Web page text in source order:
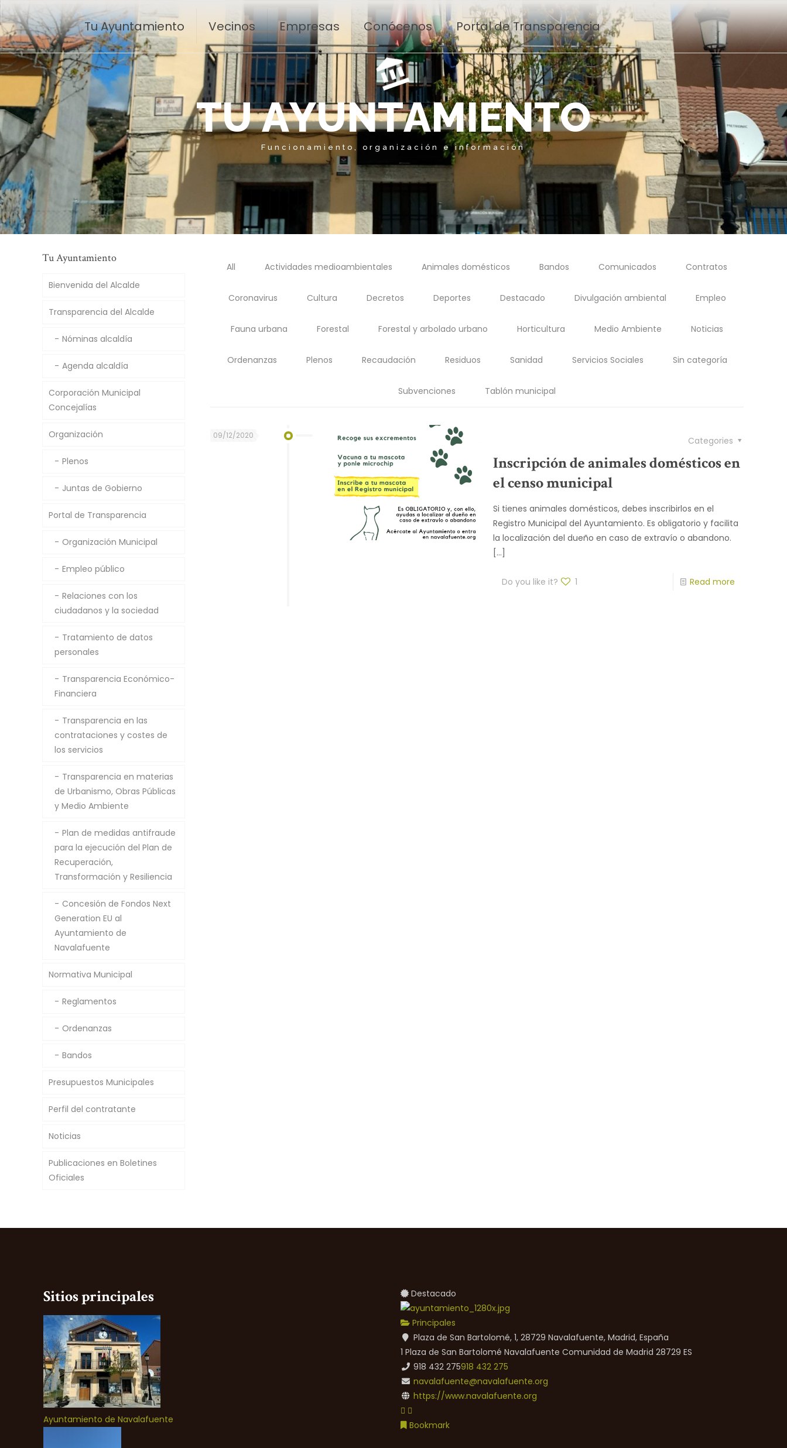
Tu Ayuntamiento Vecinos Empresas Conócenos Portal de Transparencia
TUAYUNTAMIENTO
Funcionamiento, organización e información
All Actividades medioambientales Animales domésticos Bandos Comunicados Contratos
Coronavirus Cultura Decretos Deportes Destacado Divulgación ambiental Empleo
Fauna urbana Forestal Forestal y arbolado urbano Horticultura Medio Ambiente Noticias
Ordenanzas Plenos Recaudación Residuos Sanidad Servicios Sociales Sin categoría
Subvenciones Tablón municipal
09/12/2020 Categories
Inscripción de animales domésticos en
el censo municipal
Si tienes animales domésticos, debes inscribirlos en el
Registro Municipal del Ayuntamiento. Es obligatorio y facilita
la localización del dueño en caso de extravío o abandono.
[…]
Do you like it? 1 Read more
Tu Ayuntamiento
Bienvenida del Alcalde
Transparencia del Alcalde
Nóminas alcaldía
Agenda alcaldía
Corporación Municipal
Concejalías
Organización
Plenos
Juntas de Gobierno
Portal de Transparencia
Organización Municipal
Empleo público
Relaciones con los
ciudadanos y la sociedad
Tratamiento de datos
personales
Transparencia Económico-
Financiera
Transparencia en las
contrataciones y costes de
los servicios
Transparencia en materias
de Urbanismo, Obras Públicas
y Medio Ambiente
Plan de medidas antifraude
para la ejecución del Plan de
Recuperación,
Transformación y Resiliencia
Concesión de Fondos Next
Generation EU al
Ayuntamiento de
Navalafuente
Normativa Municipal
Reglamentos
Ordenanzas
Bandos
Presupuestos Municipales
Perfil del contratante
Noticias
Publicaciones en Boletines
Oficiales
Sitios principales
Ayuntamiento de Navalafuente
Destacado
Principales
Plaza de San Bartolomé, 1, 28729 Navalafuente, Madrid, España
1 Plaza de San Bartolomé Navalafuente Comunidad de Madrid 28729 ES
918 432 275918 432 275
navalafuente@navalafuente.org
https://www.navalafuente.org
Bookmark